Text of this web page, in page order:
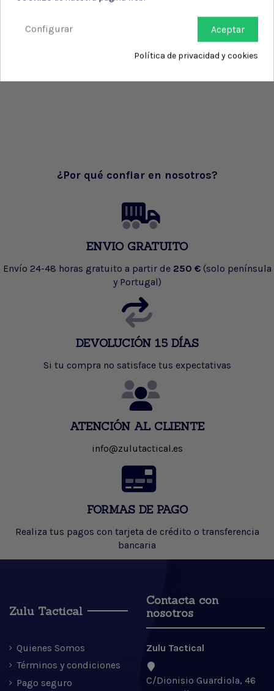
¿Por qué confiar en nosotros?
ENVIO GRATUITO
Envío 24-48 horas gratuito a partir de 250 € (solo península
y Portugal)
DEVOLUCIÓN 15 DÍAS
Si tu compra no satisface tus expectativas
ATENCIÓN AL CLIENTE
info@zulutactical.es
FORMAS DE PAGO
Realiza tus pagos con tarjeta de crédito o transferencia
bancaria
Zulu Tactical
Quienes Somos
Términos y condiciones
Pago seguro
Contacta con
nosotros
Zulu Tactical
C/Dionisio Guardiola, 46
Aceptar
Configurar
Política de privacidad y cookies